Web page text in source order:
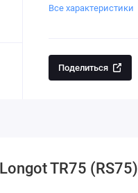
Все характеристики
Поделиться
TR75 (RS75)